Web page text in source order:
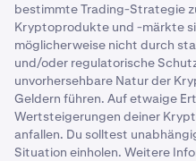
Nach der The Merge-
Upgrades verzeichnete
Reduzierung von 88,7 %bei
Dennoch betrachten viele
deflationären
bestimmte Trading-Strategie
Kryptoprodukte und -märkte
möglicherweise nicht durch
und/oder regulatorische
unvorhersehbare Natur der
Geldern führen. Auf etwaige
Wertsteigerungen deiner
anfallen. Du solltest
Situation einholen. Weitere